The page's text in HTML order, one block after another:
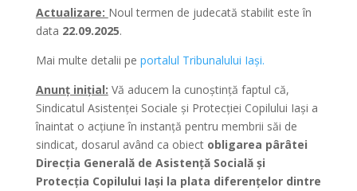
Actualizare: Noul termen de judecată stabilit este în
data 22.09.2025.
Mai multe detalii pe portalul Tribunalului Iași.
Anunț inițial: Vă aducem la cunoștință faptul că,
Sindicatul Asistenţei Sociale şi Protecţiei Copilului Iaşi a
înaintat o acțiune în instanță pentru membrii săi de
sindicat, dosarul având ca obiect obligarea pârâtei
Direcţia Generală de Asistenţă Socială şi
Protecţia Copilului Iaşi la plata diferențelor dintre